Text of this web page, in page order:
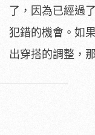
了，因為已經過
犯錯的機會。如
出穿搭的調整，